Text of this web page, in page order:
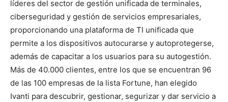
líderes del sector de gestión unificada de terminales,
ciberseguridad y gestión de servicios empresariales,
proporcionando una plataforma de TI unificada que
permite a los dispositivos autocurarse y autoprotegerse,
además de capacitar a los usuarios para su autogestión.
Más de 40.000 clientes, entre los que se encuentran 96
de las 100 empresas de la lista Fortune, han elegido
Ivanti para descubrir, gestionar, segurizar y dar servicio a